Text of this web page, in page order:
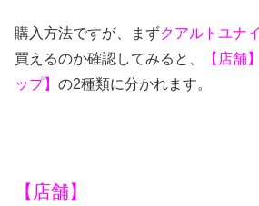
購入方法ですが、まずクアルトユナ
買えるのか確認してみると、
【店舗】
ップ】 の2種類に分かれます。
【店舗】